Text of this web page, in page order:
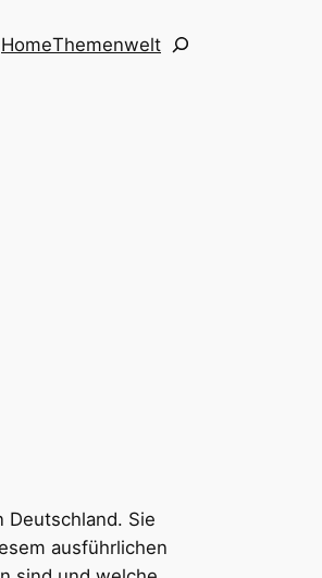
HomeThemenweltSuchen
Deutschland. Sie
ausführlichen